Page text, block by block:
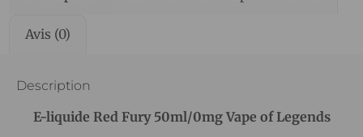
Avis (0)
Description
E-liquide Red Fury 50ml/0mg Vape of Legends